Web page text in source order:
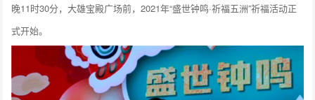
晚11时30分，大雄宝殿广场前，2021年“盛世钟鸣·祈福五洲”祈福活动正
式开始。